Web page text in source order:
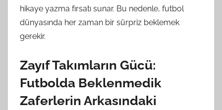
hikaye yazma fırsatı sunar. Bu nedenle, futbol
dünyasında her zaman bir sürpriz beklemek
gerekir.
Zayıf Takımların Gücü:
Futbolda Beklenmedik
Zaferlerin Arkasındaki